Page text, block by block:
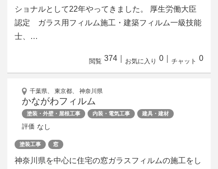
ショナルとして22年やってきました。 厚生労働大臣
認定 ガラス用フィルム施工・建築フィルム一級技能
士、…
閲覧 374 お気に入り 0 チャット 0
千葉県、 東京都、 神奈川県
かながわフィルム
塗装・外壁・屋根工事 内装・電気工事 建具・建材
評価 なし
塗装工事 窓
神奈川県を中心に住宅の窓ガラスフィルムの施工をし